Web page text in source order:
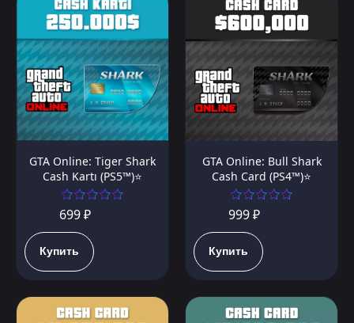
GTA Online: Tiger Shark
Cash Kartı (PS5™)⭐️
699 ₽
Купить
GTA Online: Bull Shark
Cash Card (PS4™)⭐️
999 ₽
Купить